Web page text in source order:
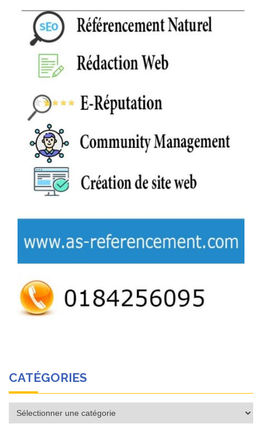
CATÉGORIES
Catégories